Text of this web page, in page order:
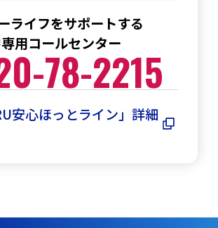
ライフをサポートする
用コールセンター
78-2215
安心ほっとライン」詳細